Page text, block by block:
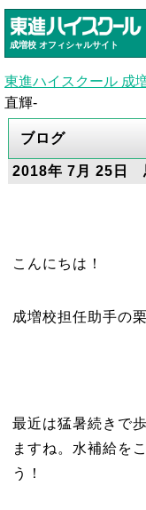
成増校 オフィシャルサイト
東進ハイスクール 成
直輝-
ブログ
2018年 7月 25日
こんにちは！
成増校担任助手の
最近は猛暑続きで
ますね。水補給を
う！